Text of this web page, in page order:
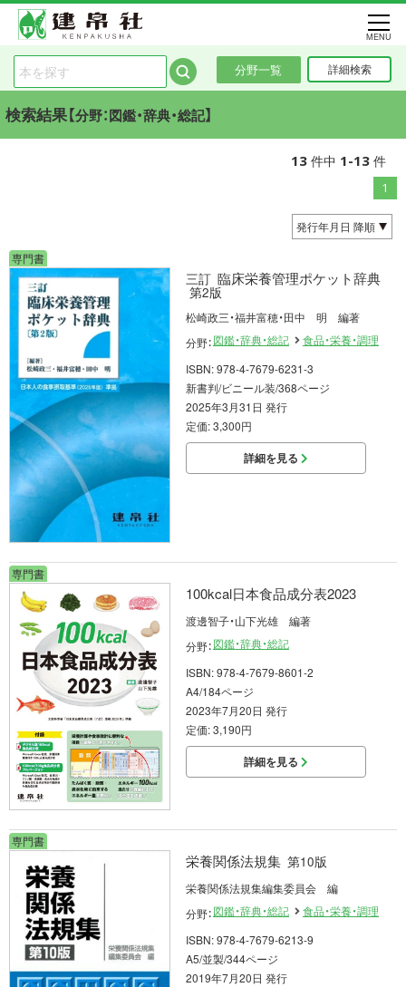
分野一覧 詳細検索
MENU
検索結果【分野：図鑑・辞典・総記】
13件中 1-13件
1
専門書
三訂 臨床栄養管理ポケット辞典
第2版
松崎政三・福井富穂・田中 明 編著
分野：図鑑・辞典・総記
食品・栄養・調理
ISBN: 978-4-7679-6231-3
新書判/ビニール装/368ページ
2025年3月31日 発行
定価: 3,300円
詳細を見る
専門書
100kcal日本食品成分表2023
渡邊智子・山下光雄 編著
分野：図鑑・辞典・総記
ISBN: 978-4-7679-8601-2
A4/184ページ
2023年7月20日 発行
定価: 3,190円
詳細を見る
専門書
栄養関係法規集 第10版
栄養関係法規集編集委員会 編
分野：図鑑・辞典・総記
食品・栄養・調理
ISBN: 978-4-7679-6213-9
A5/並製/344ページ
2019年7月20日 発行